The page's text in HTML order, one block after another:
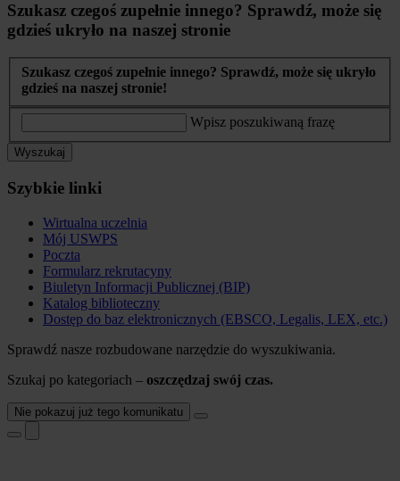
Szukasz czegoś zupełnie innego? Sprawdź, może się
gdzieś ukryło na naszej stronie
Szukasz czegoś zupełnie innego? Sprawdź, może się ukryło
gdzieś na naszej stronie!
Wpisz poszukiwaną frazę
Wyszukaj
Szybkie linki
Wirtualna uczelnia
Mój USWPS
Poczta
Formularz rekrutacyny
Biuletyn Informacji Publicznej (BIP)
Katalog biblioteczny
Dostęp do baz elektronicznych (EBSCO, Legalis, LEX, etc.)
Sprawdź nasze rozbudowane narzędzie do wyszukiwania.
Szukaj po kategoriach – oszczędzaj swój czas.
Nie pokazuj już tego komunikatu